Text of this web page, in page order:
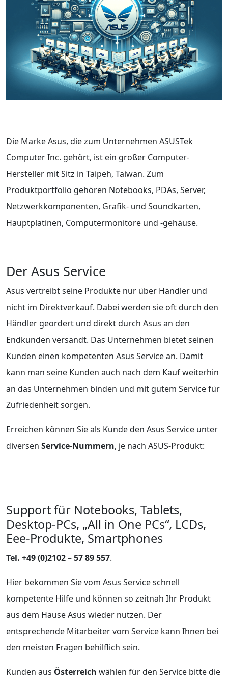
Die Marke Asus, die zum Unternehmen ASUSTek
Computer Inc. gehört, ist ein großer Computer-
Hersteller mit Sitz in Taipeh, Taiwan. Zum
Produktportfolio gehören Notebooks, PDAs, Server,
Netzwerkkomponenten, Grafik- und Soundkarten,
Hauptplatinen, Computermonitore und -gehäuse.
Der Asus Service
Asus vertreibt seine Produkte nur über Händler und
nicht im Direktverkauf. Dabei werden sie oft durch den
Händler geordert und direkt durch Asus an den
Endkunden versandt. Das Unternehmen bietet seinen
Kunden einen kompetenten Asus Service an. Damit
kann man seine Kunden auch nach dem Kauf weiterhin
an das Unternehmen binden und mit gutem Service für
Zufriedenheit sorgen.
Erreichen können Sie als Kunde den Asus Service unter
diversen Service-Nummern, je nach ASUS-Produkt:
Support für Notebooks, Tablets,
Desktop-PCs, „All in One PCs“, LCDs,
Eee-Produkte, Smartphones
Tel. +49 (0)2102 – 57 89 557.
Hier bekommen Sie vom Asus Service schnell
kompetente Hilfe und können so zeitnah Ihr Produkt
aus dem Hause Asus wieder nutzen. Der
entsprechende Mitarbeiter vom Service kann Ihnen bei
den meisten Fragen behilflich sein.
Kunden aus Österreich wählen für den Service bitte die